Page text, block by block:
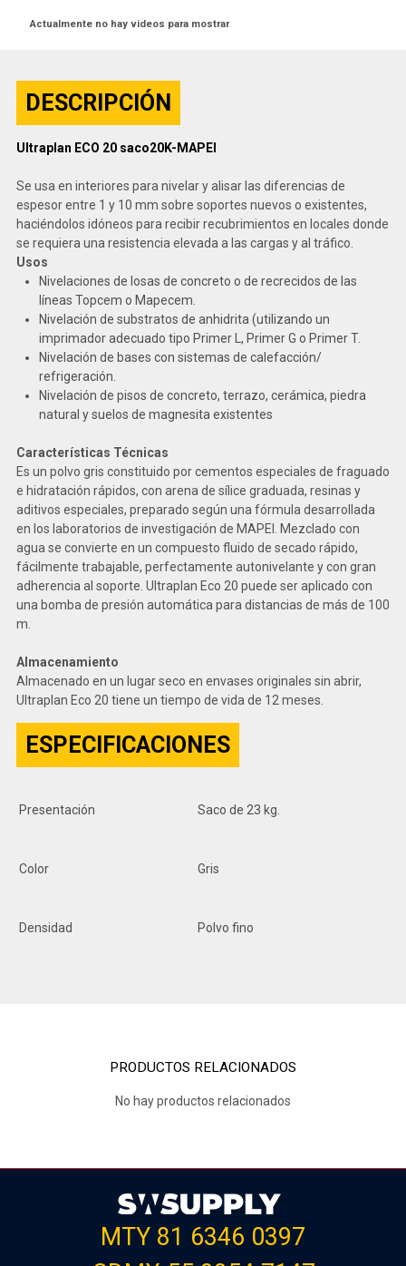
Actualmente no hay videos para mostrar
DESCRIPCIÓN
Ultraplan ECO 20 saco20K-MAPEI
Se usa en interiores para nivelar y alisar las diferencias de
espesor entre 1 y 10 mm sobre soportes nuevos o existentes,
haciéndolos idóneos para recibir recubrimientos en locales donde
se requiera una resistencia elevada a las cargas y al tráfico.
Usos
Nivelaciones de losas de concreto o de recrecidos de las
líneas Topcem o Mapecem.
Nivelación de substratos de anhidrita (utilizando un
imprimador adecuado tipo Primer L, Primer G o Primer T.
Nivelación de bases con sistemas de calefacción/
refrigeración.
Nivelación de pisos de concreto, terrazo, cerámica, piedra
natural y suelos de magnesita existentes
Características Técnicas
Es un polvo gris constituido por cementos especiales de fraguado
e hidratación rápidos, con arena de sílice graduada, resinas y
aditivos especiales, preparado según una fórmula desarrollada
en los laboratorios de investigación de MAPEI. Mezclado con
agua se convierte en un compuesto fluido de secado rápido,
fácilmente trabajable, perfectamente autonivelante y con gran
adherencia al soporte. Ultraplan Eco 20 puede ser aplicado con
una bomba de presión automática para distancias de más de 100
m.
Almacenamiento
Almacenado en un lugar seco en envases originales sin abrir,
Ultraplan Eco 20 tiene un tiempo de vida de 12 meses.
ESPECIFICACIONES
Presentación Saco de 23 kg.
Color Gris
Densidad Polvo fino
PRODUCTOS RELACIONADOS
No hay productos relacionados
MTY 81 6346 0397